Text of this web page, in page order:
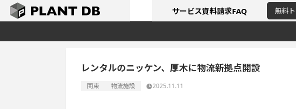
無料
サービス資料請求FAQ
レンタルのニッケン、厚木に物流新拠点開設
関東 物流施設 2025.11.11